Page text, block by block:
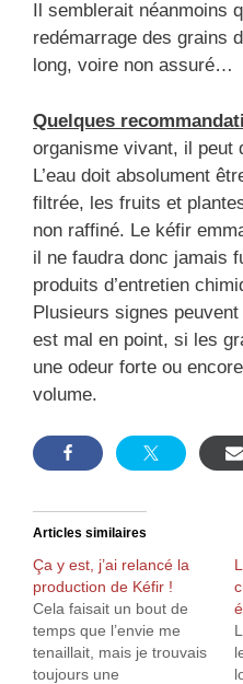
Il semblerait néanmoins
redémarrage des grains
long, voire non assuré…
Quelques
organisme vivant, il peut
L’eau doit absolument
filtrée, les fruits et
non raffiné. Le kéfir
il ne faudra donc jamais
produits d’entretien
Plusieurs signes
est mal en point, si les
une odeur forte ou
volume.
Articles similaires
Ça y est, j’ai relancé la
production de Kéfir !
Cela faisait un bout de
temps que l’envie me
tenaillait, mais je trouvais
toujours une